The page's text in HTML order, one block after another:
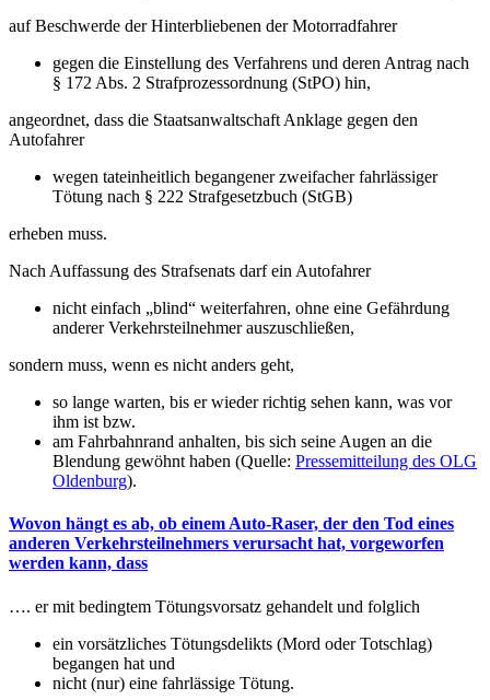
auf Beschwerde der Hinterbliebenen der Motorradfahrer
gegen die Einstellung des Verfahrens und deren Antrag nach
§ 172 Abs. 2 Strafprozessordnung (StPO) hin,
angeordnet, dass die Staatsanwaltschaft Anklage gegen den
Autofahrer
wegen tateinheitlich begangener zweifacher fahrlässiger
Tötung nach § 222 Strafgesetzbuch (StGB)
erheben muss.
Nach Auffassung des Strafsenats darf ein Autofahrer
nicht einfach „blind“ weiterfahren, ohne eine Gefährdung
anderer Verkehrsteilnehmer auszuschließen,
sondern muss, wenn es nicht anders geht,
so lange warten, bis er wieder richtig sehen kann, was vor
ihm ist bzw.
am Fahrbahnrand anhalten, bis sich seine Augen an die
Blendung gewöhnt haben (Quelle: Pressemitteilung des OLG
Oldenburg).
Wovon hängt es ab, ob einem Auto-Raser, der den Tod eines
anderen Verkehrsteilnehmers verursacht hat, vorgeworfen
werden kann, dass
…. er mit bedingtem Tötungsvorsatz gehandelt und folglich
ein vorsätzliches Tötungsdelikts (Mord oder Totschlag)
begangen hat und
nicht (nur) eine fahrlässige Tötung.